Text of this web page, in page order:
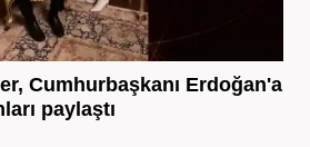
Cumhurbaşkanı Erdoğan'a
paylaştı